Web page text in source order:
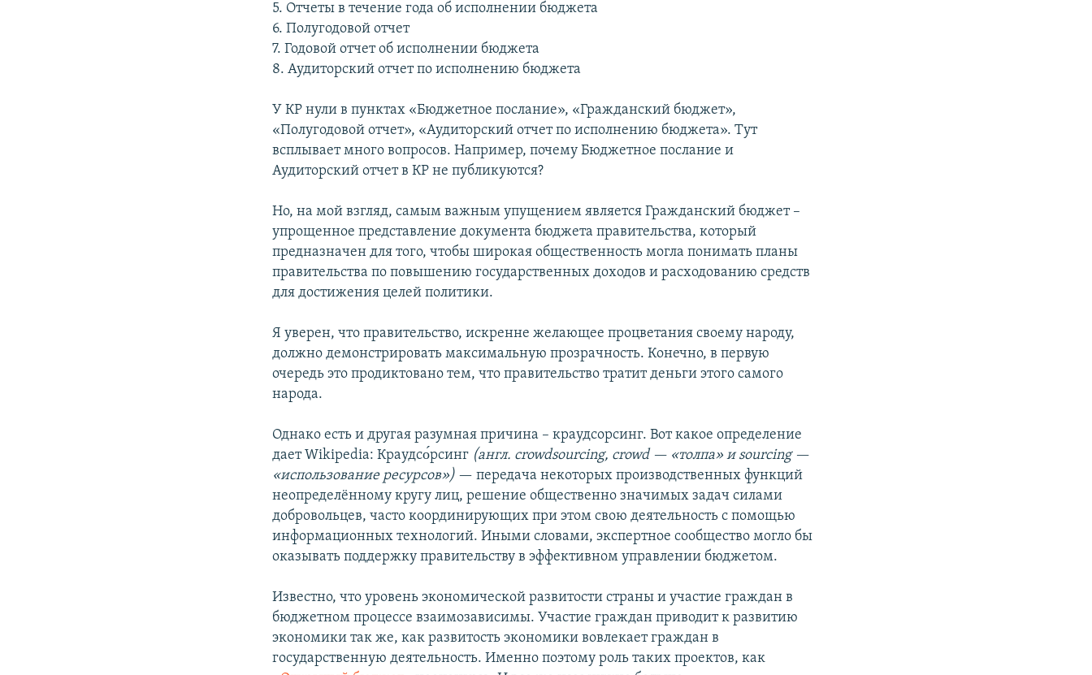
5. Отчеты в течение года об исполнении бюджета
6. Полугодовой отчет
7. Годовой отчет об исполнении бюджета
8. Аудиторский отчет по исполнению бюджета
У КР нули в пунктах «Бюджетное послание», «Гражданский бюджет»,
«Полугодовой отчет», «Аудиторский отчет по исполнению бюджета». Тут
всплывает много вопросов. Например, почему Бюджетное послание и
Аудиторский отчет в КР не публикуются?
Но, на мой взгляд, самым важным упущением является Гражданский бюджет –
упрощенное представление документа бюджета правительства, который
предназначен для того, чтобы широкая общественность могла понимать планы
правительства по повышению государственных доходов и расходованию средств
для достижения целей политики.
Я уверен, что правительство, искренне желающее процветания своему народу,
должно демонстрировать максимальную прозрачность. Конечно, в первую
очередь это продиктовано тем, что правительство тратит деньги этого самого
народа.
Однако есть и другая разумная причина – краудсорсинг. Вот какое определение
дает Wikipedia: Краудсо́рсинг (англ. crowdsourcing, crowd — «толпа» и sourcing —
«использование ресурсов») — передача некоторых производственных функций
неопределённому кругу лиц, решение общественно значимых задач силами
добровольцев, часто координирующих при этом свою деятельность с помощью
информационных технологий. Иными словами, экспертное сообщество могло бы
оказывать поддержку правительству в эффективном управлении бюджетом.
Известно, что уровень экономической развитости страны и участие граждан в
бюджетном процессе взаимозависимы. Участие граждан приводит к развитию
экономики так же, как развитость экономики вовлекает граждан в
государственную деятельность. Именно поэтому роль таких проектов, как